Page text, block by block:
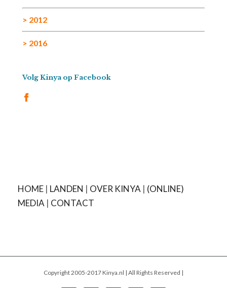
> 2012
> 2016
Volg Kinya op Facebook
HOME| LANDEN | OVER KINYA | (ONLINE)
MEDIA | CONTACT
Copyright 2005-2017 Kinya.nl | All Rights Reserved |